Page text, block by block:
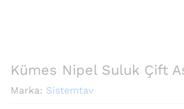
Kümes Nipel Suluk Çift
Marka: Sistemtav